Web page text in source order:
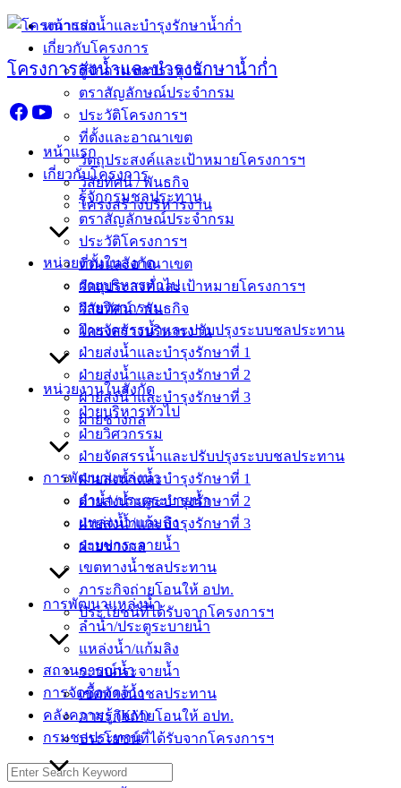
Skip
content
โครงการส่งน้ำและบำรุงรักษาน้ำก่ำ
หน้าแรก
เกี่ยวกับโครงการ
รู้จักกรมชลประทาน
ตราสัญลักษณ์ประจำกรม
ประวัติโครงการฯ
ที่ตั้งและอาณาเขต
วัตถุประสงค์และเป้าหมายโครงการฯ
วิสัยทัศน์ / พันธกิจ
โครงสร้างบริหารงาน
หน่วยงานในสังกัด
ฝ่ายบริหารทั่วไป
ฝ่ายวิศวกรรม
ฝ่ายจัดสรรน้ำและปรับปรุงระบบชลประทาน
ฝ่ายส่งน้ำและบำรุงรักษาที่ 1
ฝ่ายส่งน้ำและบำรุงรักษาที่ 2
ฝ่ายส่งน้ำและบำรุงรักษาที่ 3
ฝ่ายช่างกล
การพัฒนาแหล่งน้ำ
ลำน้ำ/ประตูระบายน้ำ
แหล่งน้ำ/แก้มลิง
ระบบกระจายน้ำ
เขตทางน้ำชลประทาน
ภาระกิจถ่ายโอนให้ อปท.
ประโยชน์ที่ได้รับจากโครงการฯ
หน้าแรก
เกี่ยวกับโครงการ
รู้จักกรมชลประทาน
ตราสัญลักษณ์ประจำกรม
ประวัติโครงการฯ
ที่ตั้งและอาณาเขต
วัตถุประสงค์และเป้าหมายโครงการฯ
วิสัยทัศน์ / พันธกิจ
โครงสร้างบริหารงาน
หน่วยงานในสังกัด
ฝ่ายบริหารทั่วไป
ฝ่ายวิศวกรรม
ฝ่ายจัดสรรน้ำและปรับปรุงระบบชลประทาน
ฝ่ายส่งน้ำและบำรุงรักษาที่ 1
ฝ่ายส่งน้ำและบำรุงรักษาที่ 2
ฝ่ายส่งน้ำและบำรุงรักษาที่ 3
ฝ่ายช่างกล
การพัฒนาแหล่งน้ำ
ลำน้ำ/ประตูระบายน้ำ
แหล่งน้ำ/แก้มลิง
ระบบกระจายน้ำ
เขตทางน้ำชลประทาน
ภาระกิจถ่ายโอนให้ อปท.
ประโยชน์ที่ได้รับจากโครงการฯ
สถานการณ์น้ำ
การจัดซื้อจัดจ้าง
คลังความรู้ (KM)
กรมชลประทาน
Search